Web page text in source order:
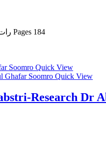
Raat, Rail Aaen Rinpat Zaib sindhi رات، ريل ۽ رڻ پَٽ ليکڪ زيب سنڌي Pages 184
Quick View
Quick View
Research Dr